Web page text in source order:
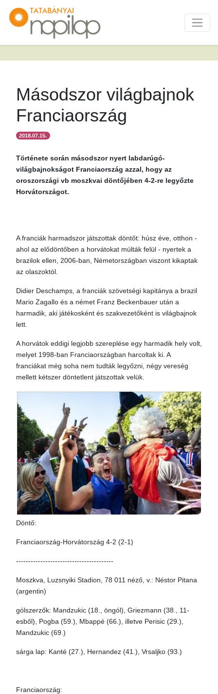
Másodszor világbajnok
Franciaország
2018.07.15.
Története során másodszor nyert labdarúgó-
világbajnokságot Franciaország azzal, hogy az
oroszországi vb moszkvai döntőjében 4-2-re legyőzte
Horvátországot.
A franciák harmadszor játszottak döntőt: húsz éve, otthon -
ahol az elődöntőben a horvátokat múlták felül - nyertek a
brazilok ellen, 2006-ban, Németországban viszont kikaptak
az olaszoktól.
Didier Deschamps, a franciák szövetségi kapitánya a brazil
Mario Zagallo és a német Franz Beckenbauer után a
harmadik, aki játékosként és szakvezetőként is világbajnok
lett.
A horvátok eddigi legjobb szereplése egy harmadik hely volt,
melyet 1998-ban Franciaországban harcoltak ki. A
franciákat még soha nem tudták legyőzni, négy vereség
mellett kétszer döntetlent játszottak velük.
Döntő:
Franciaország-Horvátország 4-2 (2-1)
----------------------------------------
Moszkva, Luzsnyiki Stadion, 78 011 néző, v.: Néstor Pitana
(argentin)
gólszerzők: Mandzukic (18., öngól), Griezmann (38., 11-
esből), Pogba (59.), Mbappé (66.), illetve Perisic (29.),
Mandzukic (69.)
sárga lap: Kanté (27.), Hernandez (41.), Vrsaljko (93.)
Franciaország: